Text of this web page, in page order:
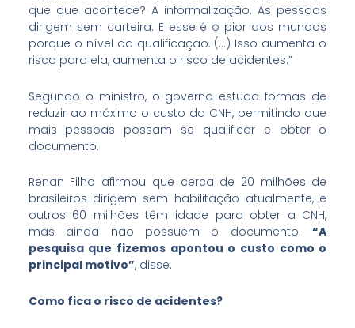
que que acontece? A informalização. As pessoas
dirigem sem carteira. E esse é o pior dos mundos
porque o nível da qualificação. (…) Isso aumenta o
risco para ela, aumenta o risco de acidentes.”
Segundo o ministro, o governo estuda formas de
reduzir ao máximo o custo da CNH, permitindo que
mais pessoas possam se qualificar e obter o
documento.
Renan Filho afirmou que cerca de 20 milhões de
brasileiros dirigem sem habilitação atualmente, e
outros 60 milhões têm idade para obter a CNH,
mas ainda não possuem o documento.“A
pesquisa que fizemos apontou o custo como o
principal motivo”, disse.
Como fica o risco de acidentes?